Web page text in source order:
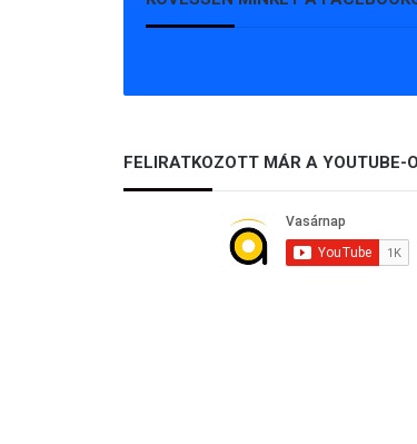
FELIRATKOZOTT MÁR A YOUTUBE-